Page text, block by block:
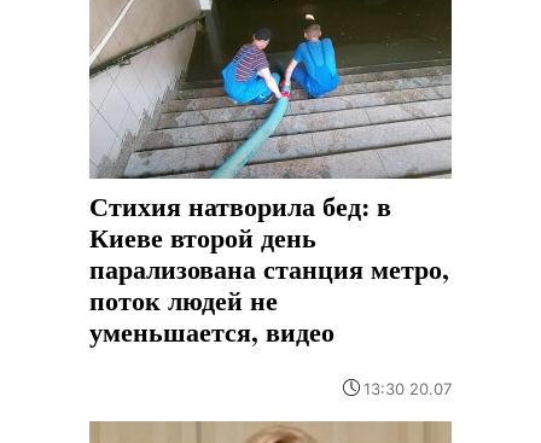
Стихия натворила бед: в
Киеве второй день
парализована станция метро,
поток людей не
уменьшается, видео
13:30 20.07